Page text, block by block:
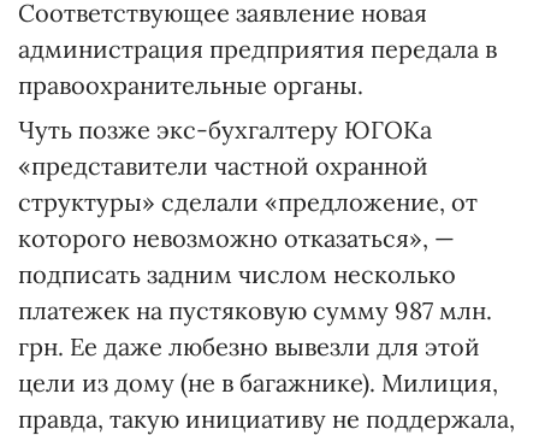
Соответствующее заявление новая
администрация предприятия передала в
правоохранительные органы.
Чуть позже экс-бухгалтеру ЮГОКа
«представители частной охранной
структуры» сделали «предложение, от
которого невозможно отказаться», —
подписать задним числом несколько
платежек на пустяковую сумму 987 млн.
грн. Ее даже любезно вывезли для этой
цели из дому (не в багажнике). Милиция,
правда, такую инициативу не поддержала,